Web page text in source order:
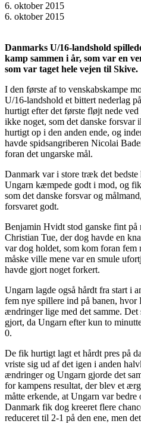
6. oktober 2015
6. oktober 2015
Danmarks U/16-landshold
kamp sammen i år, som var en
som var taget hele vejen til Skive.
I den første af to venskabskampe
U/16-landshold et bittert nederlag
hurtigt efter det første fløjt nede
ikke noget, som det danske
hurtigt op i den anden ende, og
havde spidsangriberen Nicolai
foran det ungarske mål.
Danmark var i store træk det
Ungarn kæmpede godt i mod, og
som det danske forsvar og
forsvaret godt.
Benjamin Hvidt stod ganske fint på
Christian Tue, der dog havde en
var dog holdet, som kom foran fem
måske ville mene var en smule
havde gjort noget forkert.
Ungarn lagde også hårdt fra start i
fem nye spillere ind på banen,
ændringer lige med det samme.
gjort, da Ungarn efter kun to
0.
De fik hurtigt lagt et hårdt pres på
vriste sig ud af det igen i anden
ændringer og Ungarn gjorde det
for kampens resultat, der blev et
måtte erkende, at Ungarn var
Danmark fik dog kreeret flere
reduceret til 2-1 på den ene, men